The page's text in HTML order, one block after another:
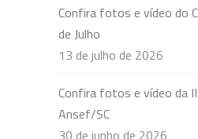
Confira fotos e vídeo do
de Julho
13 de julho de 2026
Confira fotos e vídeo da
Ansef/SC
30 de junho de 2026